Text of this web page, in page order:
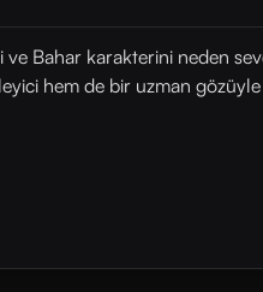
Bahar karakterini neden
hem de bir uzman